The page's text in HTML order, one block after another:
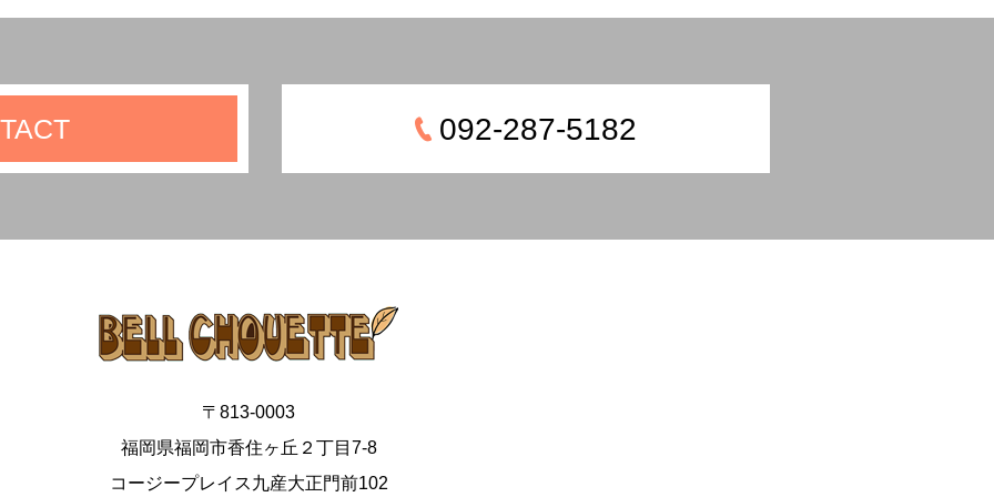
092-287-5182
〒813-0003
福岡県福岡市香住ヶ丘２丁目7-8
コージープレイス九産大正門前102